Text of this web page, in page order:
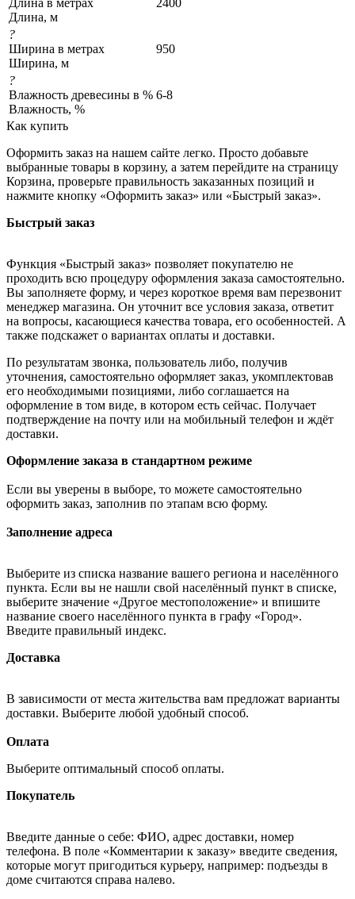
Длина в метрах
Длина, м
2400
?
Ширина в метрах
Ширина, м
950
?
Влажность древесины в %
Влажность, %
6-8
Как купить
Оформить заказ на нашем сайте легко. Просто добавьте
выбранные товары в корзину, а затем перейдите на страницу
Корзина, проверьте правильность заказанных позиций и
нажмите кнопку «Оформить заказ» или «Быстрый заказ».
Быстрый заказ
Функция «Быстрый заказ» позволяет покупателю не
проходить всю процедуру оформления заказа самостоятельно.
Вы заполняете форму, и через короткое время вам перезвонит
менеджер магазина. Он уточнит все условия заказа, ответит
на вопросы, касающиеся качества товара, его особенностей. А
также подскажет о вариантах оплаты и доставки.
По результатам звонка, пользователь либо, получив
уточнения, самостоятельно оформляет заказ, укомплектовав
его необходимыми позициями, либо соглашается на
оформление в том виде, в котором есть сейчас. Получает
подтверждение на почту или на мобильный телефон и ждёт
доставки.
Оформление заказа в стандартном режиме
Если вы уверены в выборе, то можете самостоятельно
оформить заказ, заполнив по этапам всю форму.
Заполнение адреса
Выберите из списка название вашего региона и населённого
пункта. Если вы не нашли свой населённый пункт в списке,
выберите значение «Другое местоположение» и впишите
название своего населённого пункта в графу «Город».
Введите правильный индекс.
Доставка
В зависимости от места жительства вам предложат варианты
доставки. Выберите любой удобный способ.
Оплата
Выберите оптимальный способ оплаты.
Покупатель
Введите данные о себе: ФИО, адрес доставки, номер
телефона. В поле «Комментарии к заказу» введите сведения,
которые могут пригодиться курьеру, например: подъезды в
доме считаются справа налево.